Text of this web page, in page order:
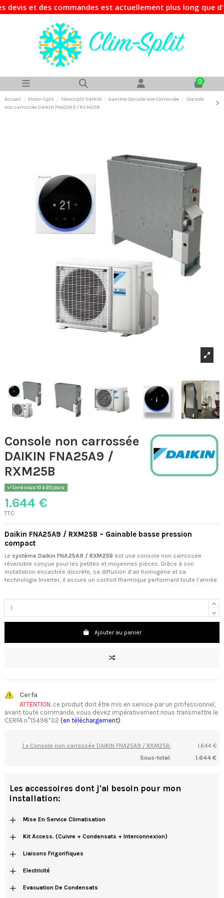
des commandes est actuellement plus long que
0
Accueil Mono-Split Monosplit DAIKIN Gamme Console non Carrossée
Console
non carrossée DAIKIN FNA25A9 / RXM25B
Console non carrossée
DAIKIN FNA25A9 /
RXM25B
Livré sous 10 à 20 jours
1.644 €
TTC
Daikin FNA25A9 / RXM25B – Gainable basse pression
compact
Le système Daikin FNA25A9 / RXM25B est une console non carrossée
réversible conçue pour les petites et moyennes pièces. Grâce à son
installation encastrée discrète, sa diffusion d’air homogène et sa
technologie Inverter, il assure un confort thermique performant toute l’année.
Ajouter au panier
Cerfa
ATTENTION , ce produit doit être mis en service par un professionnel,
avant toute commande, vous devez impérativement nous transmettre le
CERFA n°15498*02 (en téléchargement)
1 x Console non carrossée DAIKIN FNA25A9 / RXM25B:
1.644 €
Sous-total:
1.644 €
Les accessoires dont j'ai besoin pour mon
installation:
+ Mise En Service Climatisation
+ Kit Access. (cuivre + Condensats + Interconnexion)
+ Liaisons Frigorifiques
+ Electricité
+ Evacuation De Condensats